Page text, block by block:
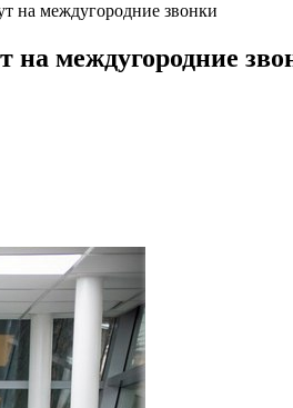
на междугородние звонки
на междугородние